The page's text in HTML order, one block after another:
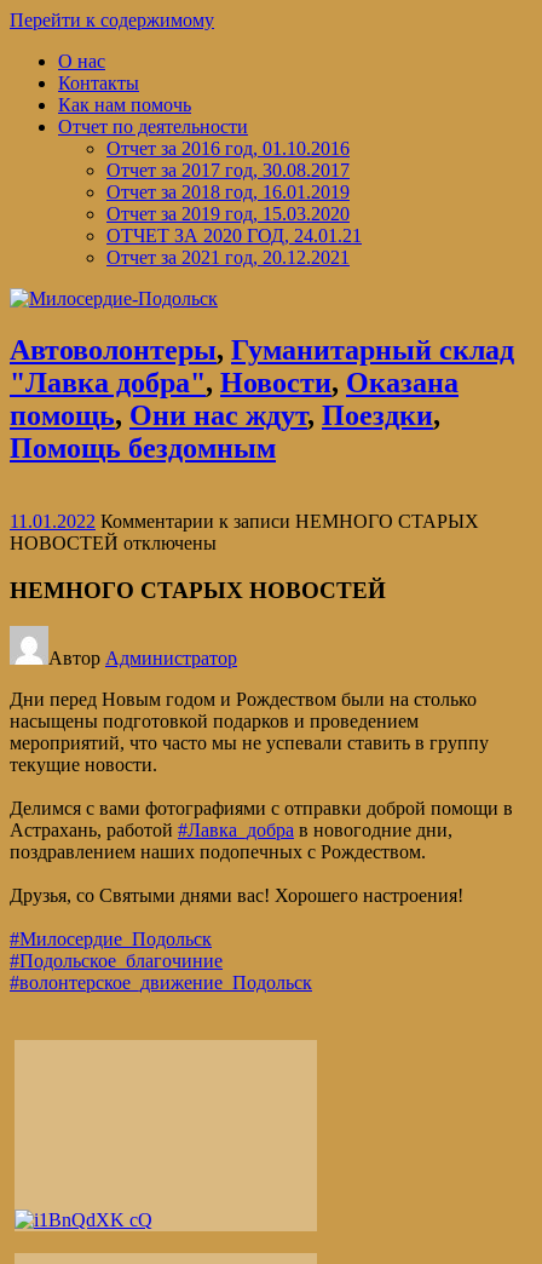
Перейти к содержимому
О нас
Контакты
Как нам помочь
Отчет по деятельности
Отчет за 2016 год, 01.10.2016
Отчет за 2017 год, 30.08.2017
Отчет за 2018 год, 16.01.2019
Отчет за 2019 год, 15.03.2020
ОТЧЕТ ЗА 2020 ГОД, 24.01.21
Отчет за 2021 год, 20.12.2021
Автоволонтеры, Гуманитарный склад
"Лавка добра", Новости, Оказана
помощь, Они нас ждут, Поездки,
Помощь бездомным
11.01.2022 Комментарии к записи НЕМНОГО СТАРЫХ
НОВОСТЕЙ отключены
НЕМНОГО СТАРЫХ НОВОСТЕЙ
Автор Администратор
Дни перед Новым годом и Рождеством были на столько
насыщены подготовкой подарков и проведением
мероприятий, что часто мы не успевали ставить в группу
текущие новости.
Делимся с вами фотографиями с отправки доброй помощи в
Астрахань, работой #Лавка_добра в новогодние дни,
поздравлением наших подопечных с Рождеством.
Друзья, со Святыми днями вас! Хорошего настроения!
#Милосердие_Подольск
#Подольское_благочиние
#волонтерское_движение_Подольск